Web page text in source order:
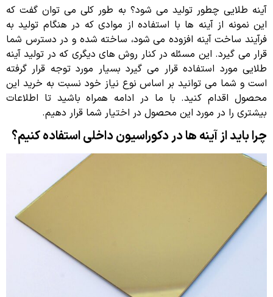
آینه طلایی چطور تولید می شود؟ به طور کلی می توان گفت که
این نمونه از آینه ها با استفاده از موادی که در هنگام تولید به
فرآیند ساخت آینه افزوده می شود، ساخته شده و در دسترس شما
قرار می گیرد. این مسئله در کنار روش های دیگری که در تولید آینه
طلایی مورد استفاده قرار می گیرد بسیار مورد توجه قرار گرفته
است و شما می توانید بر اساس نوع نیاز خود نسبت به خرید این
محصول اقدام کنید. با ما در ادامه همراه باشید تا اطلاعات
بیشتری را در مورد این محصول در اختیار شما قرار دهیم.
چرا باید از آینه ها در دکوراسیون داخلی استفاده کنیم؟